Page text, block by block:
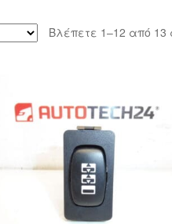
Βλέπετε 1–12 από